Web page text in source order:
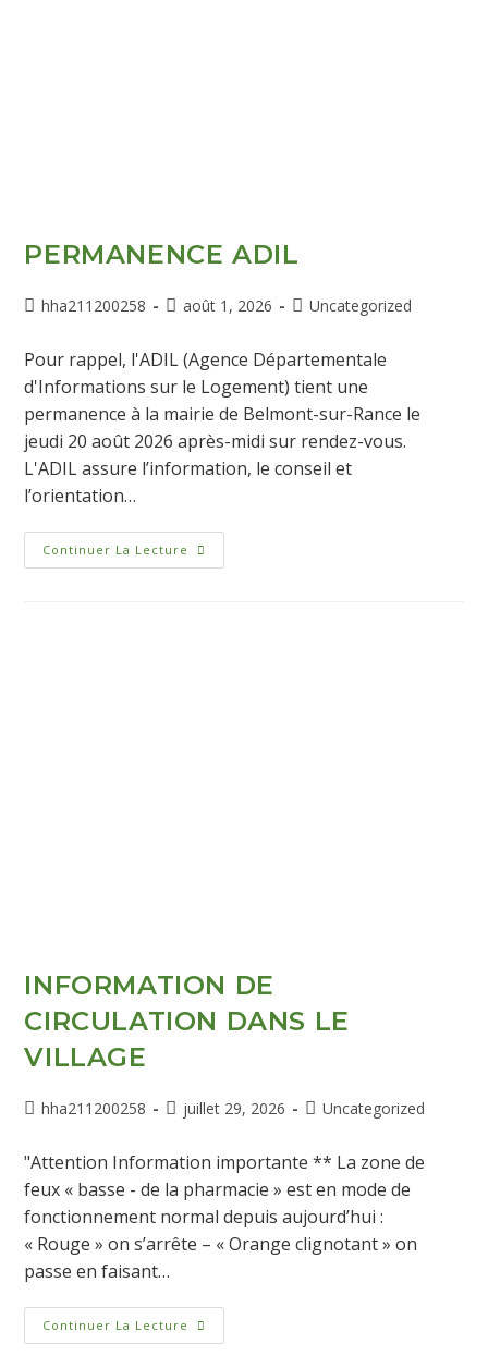
PERMANENCE ADIL
hha211200258 août 1, 2026 Uncategorized
Pour rappel, l'ADIL (Agence Départementale
d'Informations sur le Logement) tient une
permanence à la mairie de Belmont-sur-Rance le
jeudi 20 août 2026 après-midi sur rendez-vous.
L'ADIL assure l’information, le conseil et
l’orientation…
Continuer La Lecture
INFORMATION DE
CIRCULATION DANS LE
VILLAGE
hha211200258 juillet 29, 2026 Uncategorized
"Attention Information importante ** La zone de
feux « basse - de la pharmacie » est en mode de
fonctionnement normal depuis aujourd’hui :
« Rouge » on s’arrête – « Orange clignotant » on
passe en faisant…
Continuer La Lecture